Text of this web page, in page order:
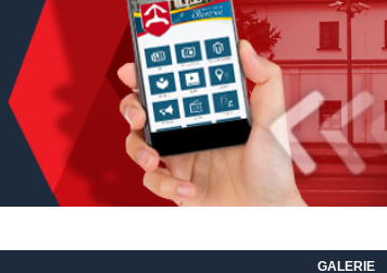
GALERIE